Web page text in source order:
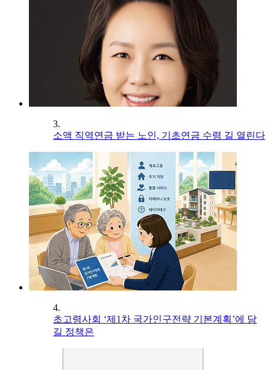
3.
소액 직역연금 받는 노인, 기초연금 수령 길 열린다
4.
초고령사회 ‘제1차 국가인구전략 기본계획’에 담
길 정책은